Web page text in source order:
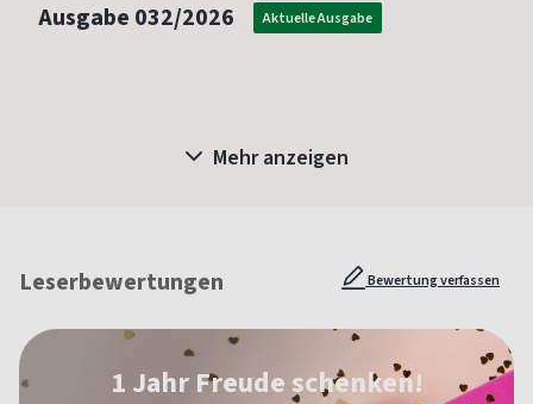
Ausgabe 032/2026 Aktuelle Ausgabe
Mehr anzeigen
Leserbewertungen Bewertung verfassen
1 Jahr Freude schenken!